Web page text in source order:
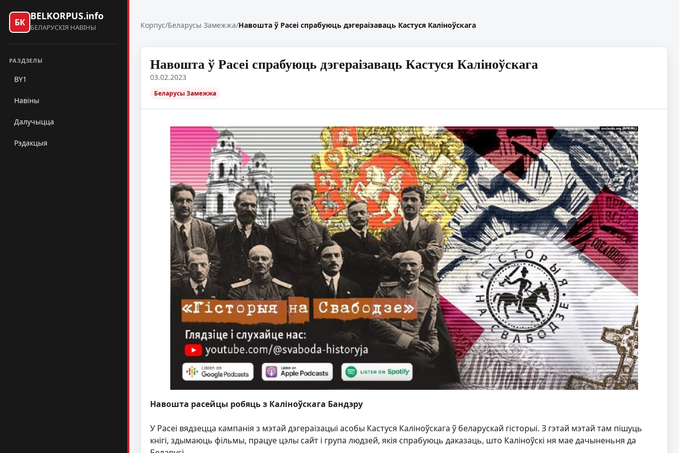
БК
BELKORPUS.info
БЕЛАРУСКІЯ НАВІНЫ
РАЗДЗЕЛЫ
BY1
Навіны
Далучыцца
Рэдакцыя
Корпус/Беларусы Замежжа/Навошта ў Расеі спрабуюць дэгераізаваць Кастуся Каліноўскага
Навошта ў Расеі спрабуюць дэгераізаваць Кастуся Каліноўскага
03.02.2023
Беларусы Замежжа
Навошта расейцы робяць з Каліноўскага Бандэру
У Расеі вядзецца кампанія з мэтай дэгераізацыі асобы Кастуся Каліноўскага ў беларускай гісторыі. З гэтай мэтай там пішуць
кнігі, здымаюць фільмы, працуе цэлы сайт і група людзей, якія спрабуюць даказаць, што Каліноўскі ня мае дачыненьня да